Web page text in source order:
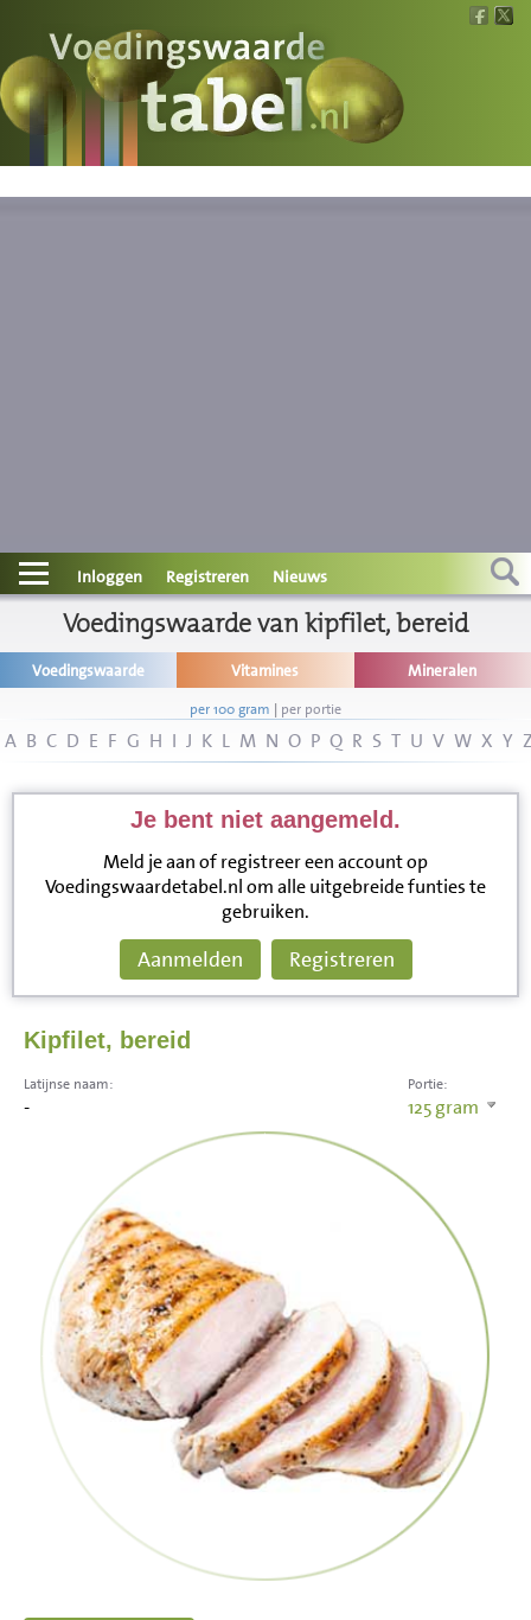
Voedingswaarde
Wat is wat?
Contact
Informatie
Disclaimer
Inloggen Registreren Nieuws
Voedingswaarde van kipfilet, bereid
Voedingswaarde Vitamines Mineralen
per 100 gram | per portie
A B C D E F G H I J K L M N O P Q R S T U V W X Y
Je bent niet aangemeld.
Meld je aan of registreer een account op
Voedingswaardetabel.nl om alle uitgebreide funties te
gebruiken.
Aanmelden Registreren
Kipfilet, bereid
Portie:
125gram
Latijnse naam:
-